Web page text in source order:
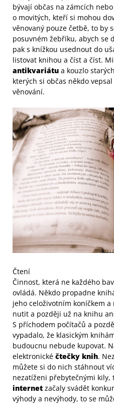
bývají občas na zámcích
o movitých, kteří si mohou
věnovaný pouze četbě, to by
posuvném žebříku, abych se
pak s knížkou usednout do
listovat knihou a číst a číst.
antikvariátu a kouzlo
kterých si občas někdo
věnování.
Čtení
Činnost, která ne každého
ovládá. Někdo propadne
jeho celoživotním koníčkem
nutit a později už na knihu
S příchodem počítačů a
vypadalo, že klasickým
budoucnu nebude kupovat.
elektronické čtečky knih.
můžete si do nich stáhnout
nezatíženi přebytečnými kily,
internet začaly svádět
výhody a nevýhody, to se